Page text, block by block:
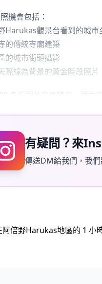
機會包括：
Harukas觀景台看到的城市
的傳統寺廟建築
的城市街頭攝影
際線為背景的黃金時段照片
多張照片文件將在一周內
過我們的專業攝影服務捕捉
訊：
預定的集合時間遲到，拍
（1）重新安排日期和時間
有疑問？來
傳送DM給我們，我
阿倍野Harukas地區的 1 小